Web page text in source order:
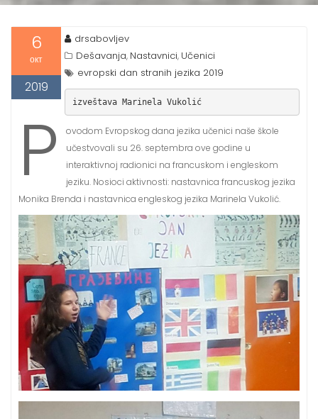
6
окт
2019
drsabovljev
Dešavanja, Nastavnici, Učenici
evropski dan stranih jezika 2019
izveštava Marinela Vukolić
P
ovodom Evropskog dana jezika učenici naše škole
učestvovali su 26. septembra ove godine u
interaktivnoj radionici na francuskom i engleskom
jeziku. Nosioci aktivnosti: nastavnica francuskog jezika
Monika Brenda i nastavnica engleskog jezika Marinela Vukolić.